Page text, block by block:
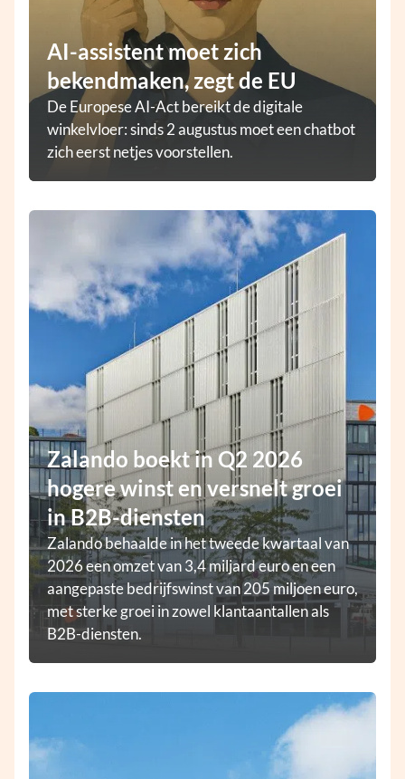
AI-assistent moet zich
bekendmaken, zegt de EU
De Europese AI-Act bereikt de digitale
winkelvloer: sinds 2 augustus moet een chatbot
zich eerst netjes voorstellen.
Zalando boekt in Q2 2026
hogere winst en versnelt groei
in B2B-diensten
Zalando behaalde in het tweede kwartaal van
2026 een omzet van 3,4 miljard euro en een
aangepaste bedrijfswinst van 205 miljoen euro,
met sterke groei in zowel klantaantallen als
B2B-diensten.